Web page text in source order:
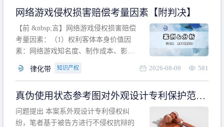
于该款规定的规制范畴。“合法权利”不宜
作狭义解释，一般情况下，只要依法享
有的、在本专利申请日之
网络游戏侵权损害赔偿考量因素【附判决】
【前 &nbsp;言】网络游戏侵权损害赔偿
考量因素：（1）权利客体本身价值因
素：网络游戏知名度、制作成本、影响
利角度因素：被诉侵权游戏销售数量、
人数、活跃人数、市场占用率；（3）被
告主观因素：被告的主观恶意、是否明
知或应知、是否有
律化带 知识产权 2026-08-09 581
真伪使用状态参考图对外观设计专利保护范围
的影响
问题提出 本案系外观设计专利侵权纠
纷，笔者基于被告方进行不侵权抗辩的